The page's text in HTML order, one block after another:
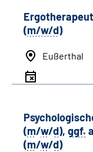
(m/w/d)
Eußerthal
(m/w/d), ggf.
(m/w/d)